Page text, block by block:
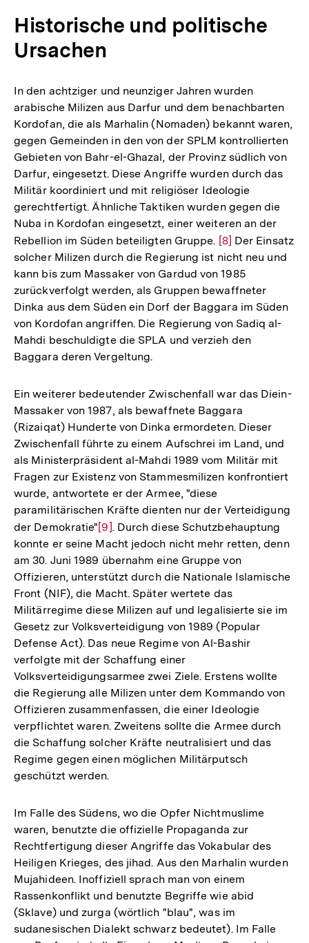
Historische und politische
Ursachen
In den achtziger und neunziger Jahren wurden
arabische Milizen aus Darfur und dem benachbarten
Kordofan, die als Marhalin (Nomaden) bekannt waren,
gegen Gemeinden in den von der SPLM kontrollierten
Gebieten von Bahr-el-Ghazal, der Provinz südlich von
Darfur, eingesetzt. Diese Angriffe wurden durch das
Militär koordiniert und mit religiöser Ideologie
gerechtfertigt. Ähnliche Taktiken wurden gegen die
Nuba in Kordofan eingesetzt, einer weiteren an der
Rebellion im Süden beteiligten Gruppe. Zur
Auflösung
der
Fußnote
[8] Der Einsatz
solcher Milizen durch die Regierung ist nicht neu und
kann bis zum Massaker von Gardud von 1985
zurückverfolgt werden, als Gruppen bewaffneter
Dinka aus dem Süden ein Dorf der Baggara im Süden
von Kordofan angriffen. Die Regierung von Sadiq al-
Mahdi beschuldigte die SPLA und verzieh den
Baggara deren Vergeltung.
Ein weiterer bedeutender Zwischenfall war das Diein-
Massaker von 1987, als bewaffnete Baggara
(Rizaiqat) Hunderte von Dinka ermordeten. Dieser
Zwischenfall führte zu einem Aufschrei im Land, und
als Ministerpräsident al-Mahdi 1989 vom Militär mit
Fragen zur Existenz von Stammesmilizen konfrontiert
wurde, antwortete er der Armee, "diese
paramilitärischen Kräfte dienten nur der Verteidigung
der Demokratie"Zur
Auflösung
der
Fußnote
[9]. Durch diese Schutzbehauptung
konnte er seine Macht jedoch nicht mehr retten, denn
am 30. Juni 1989 übernahm eine Gruppe von
Offizieren, unterstützt durch die Nationale Islamische
Front (NIF), die Macht. Später wertete das
Militärregime diese Milizen auf und legalisierte sie im
Gesetz zur Volksverteidigung von 1989 (Popular
Defense Act). Das neue Regime von Al-Bashir
verfolgte mit der Schaffung einer
Volksverteidigungsarmee zwei Ziele. Erstens wollte
die Regierung alle Milizen unter dem Kommando von
Offizieren zusammenfassen, die einer Ideologie
verpflichtet waren. Zweitens sollte die Armee durch
die Schaffung solcher Kräfte neutralisiert und das
Regime gegen einen möglichen Militärputsch
geschützt werden.
Im Falle des Südens, wo die Opfer Nichtmuslime
waren, benutzte die offizielle Propaganda zur
Rechtfertigung dieser Angriffe das Vokabular des
Heiligen Krieges, des jihad. Aus den Marhalin wurden
Mujahideen. Inoffiziell sprach man von einem
Rassenkonflikt und benutzte Begriffe wie abid
(Sklave) und zurga (wörtlich "blau", was im
sudanesischen Dialekt schwarz bedeutet). Im Falle